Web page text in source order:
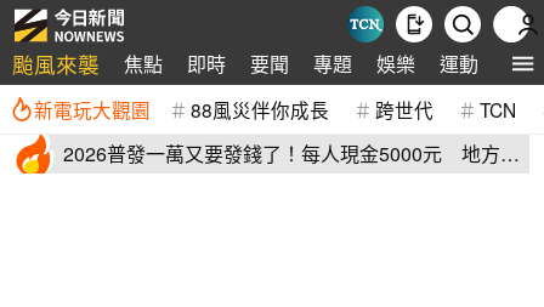
颱風來襲 焦點 即時 要聞 專題 娛樂 運動 全球
新電玩大觀園 88風災伴你成長 跨世代 TCN
2026普發一萬又要發錢了！每人現金5000元 地方加